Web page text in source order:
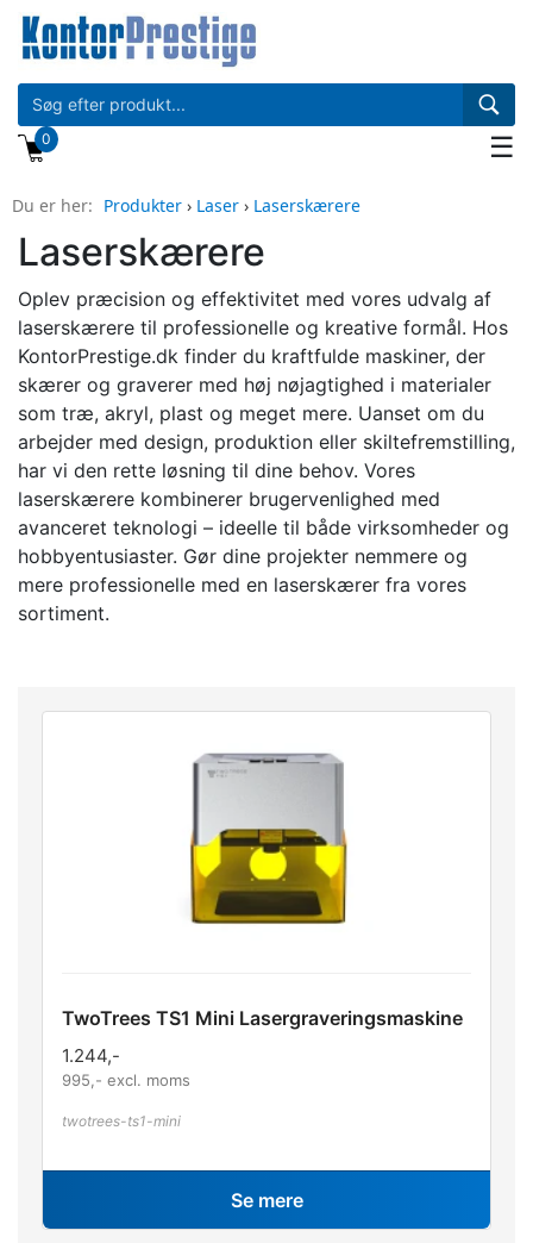
0 ☰
Du er her: Produkter › Laser › Laserskærere
Laserskærere
Oplev præcision og effektivitet med vores udvalg af
laserskærere til professionelle og kreative formål. Hos
KontorPrestige.dk finder du kraftfulde maskiner, der
skærer og graverer med høj nøjagtighed i materialer
som træ, akryl, plast og meget mere. Uanset om du
arbejder med design, produktion eller skiltefremstilling,
har vi den rette løsning til dine behov. Vores
laserskærere kombinerer brugervenlighed med
avanceret teknologi – ideelle til både virksomheder og
hobbyentusiaster. Gør dine projekter nemmere og
mere professionelle med en laserskærer fra vores
sortiment.
TwoTrees TS1 Mini Lasergraveringsmaskine
1.244,-
995 ,- excl. moms
twotrees-ts1-mini
Se mere